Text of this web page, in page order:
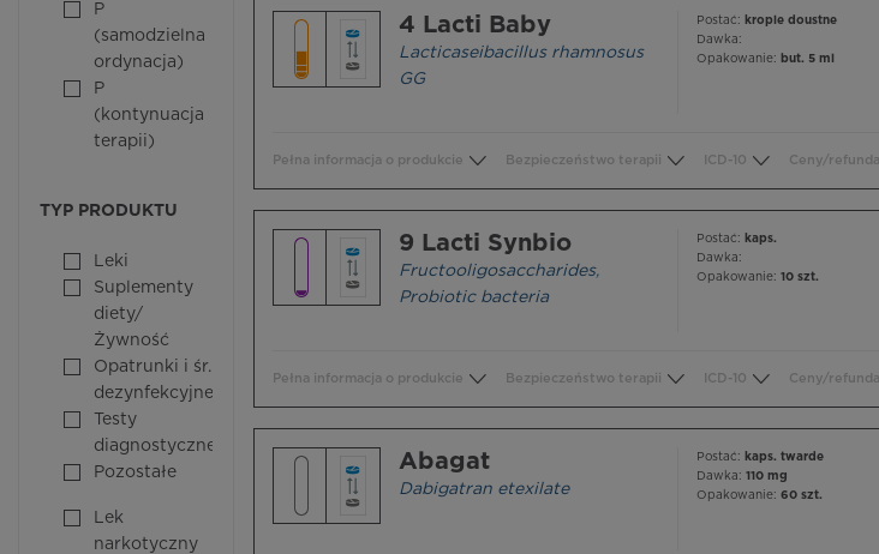
P
(samodzielna
ordynacja)
P
(kontynuacja
terapii)
TYP PRODUKTU
Leki
Suplementy
diety/
Żywność
Opatrunki i śr.
dezynfekcyjne
Testy
diagnostyczne
Pozostałe
Lek
narkotyczny
4 Lacti Baby
Lacticaseibacillus rhamnosus
GG
Postać: krople doustne
Dawka:
Opakowanie: but. 5 ml
Pełna informacja o produkcie Bezpieczeństwo terapii ICD-10 Ceny/
9 Lacti Synbio
Fructooligosaccharides,
Probiotic bacteria
Postać: kaps.
Dawka:
Opakowanie: 10 szt.
Pełna informacja o produkcie Bezpieczeństwo terapii ICD-10 Ceny/
Abagat
Dabigatran etexilate
Postać: kaps. twarde
Dawka: 110 mg
Opakowanie: 60 szt.